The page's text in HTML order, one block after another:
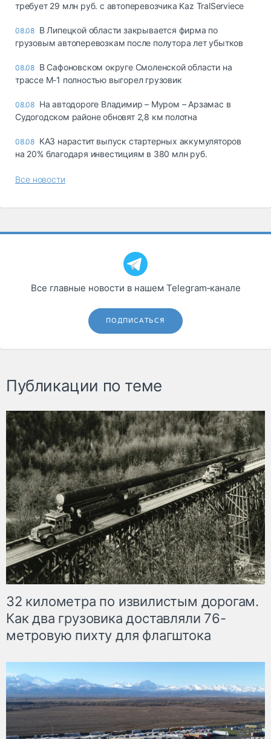
требует 29 млн руб. с автоперевозчика Kaz TralServiece
08.08 В Липецкой области закрывается фирма по
грузовым автоперевозкам после полутора лет убытков
08.08 В Сафоновском округе Смоленской области на
трассе М-1 полностью выгорел грузовик
08.08 На автодороге Владимир – Муром – Арзамас в
Судогодском районе обновят 2,8 км полотна
08.08 КАЗ нарастит выпуск стартерных аккумуляторов
на 20% благодаря инвестициям в 380 млн руб.
Все новости
Все главные новости в нашем Telegram‑канале
ПОДПИСАТЬСЯ
Публикации по теме
32 километра по извилистым дорогам.
Как два грузовика доставляли 76-
метровую пихту для флагштока